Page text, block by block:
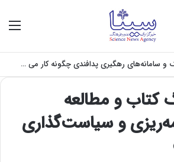
موشک‌های بالستیک و سامانه‌های رهگیری پدافندی چگونه کار می کنند؟
کتاب و مطالعه
و سیاست‌گذاری